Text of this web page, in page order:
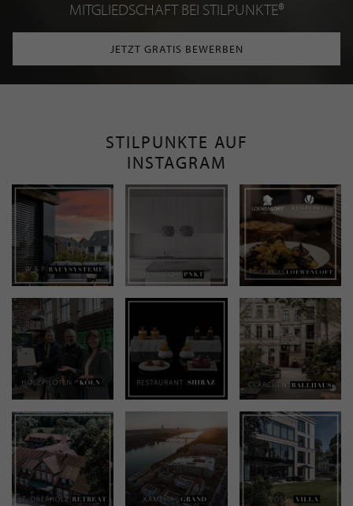
MITGLIEDSCHAFT BEI STILPUNKTE®
JETZT GRATIS BEWERBEN
STILPUNKTE AUF
INSTAGRAM